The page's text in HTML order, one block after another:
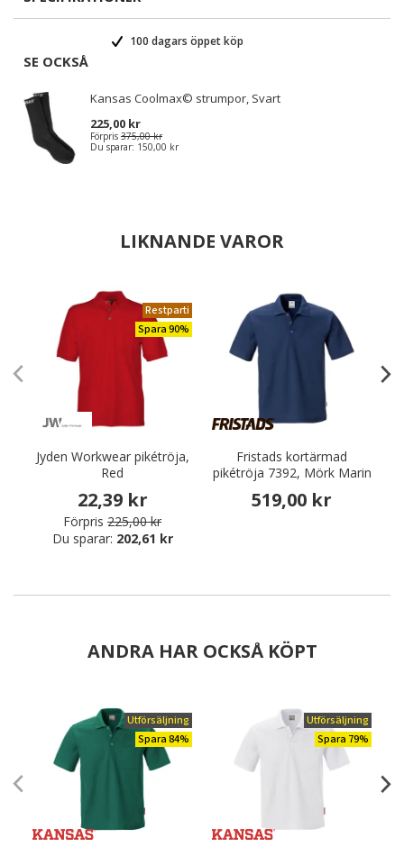
100 dagars öppet köp
SE OCKSÅ
Kansas Coolmax© strumpor, Svart
225,00 kr
Förpris 375,00 kr
Du sparar: 150,00 kr
LIKNANDE VAROR
Restparti
Spara 90%
Jyden Workwear pikétröja,
Red
22,39 kr
Förpris 225,00 kr
Du sparar: 202,61 kr
Fristads kortärmad
pikétröja 7392, Mörk Marin
519,00 kr
ANDRA HAR OCKSÅ KÖPT
Utförsäljning
Spara 84%
Utförsäljning
Spara 79%